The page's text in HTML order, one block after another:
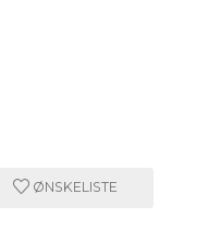
ØNSKELISTE